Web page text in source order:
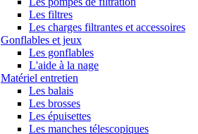
Les filtres
Les charges filtrantes et accessoires
Gonflables et jeux
Les gonflables
L'aide à la nage
Matériel entretien
Les balais
Les brosses
Les épuisettes
Les manches télescopiques